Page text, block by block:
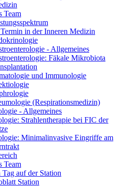
Team
in der Inneren Medizin
- Allgemeines
Fäkale Mikrobiota
und Immunologie
(Respirationsmedizin)
- Allgemeines
Strahlentherapie bei FIC der
Minimalinvasive Eingriffe am
Team
Tag auf der Station
Station